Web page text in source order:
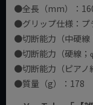
●全長（mm）：
●グリップ仕様：プ
●切断能力（中硬
●切断能力（硬線
●切断能力（ピア
●質量（g）：178